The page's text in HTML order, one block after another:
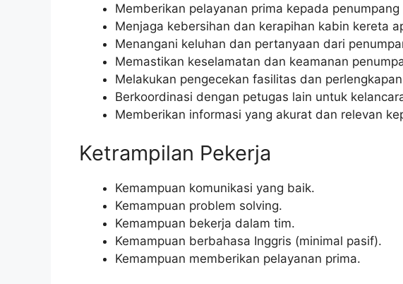
Memberikan pelayanan prima kepada
Menjaga kebersihan dan kerapihan kabin kereta
Menangani keluhan dan pertanyaan dari
Memastikan keselamatan dan keamanan
Melakukan pengecekan fasilitas dan
Berkoordinasi dengan petugas lain untuk
Memberikan informasi yang akurat dan relevan
Ketrampilan Pekerja
Kemampuan komunikasi yang baik.
Kemampuan problem solving.
Kemampuan bekerja dalam tim.
Kemampuan berbahasa Inggris (minimal pasif).
Kemampuan memberikan pelayanan prima.